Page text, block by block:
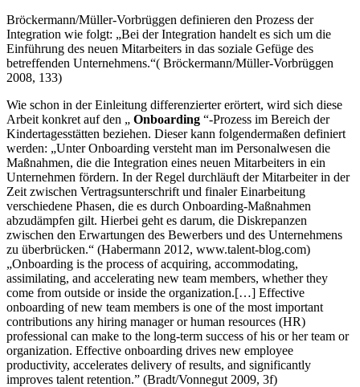
Bröckermann/Müller-Vorbrüggen definieren den Prozess der
Integration wie folgt: „Bei der Integration handelt es sich um die
Einführung des neuen Mitarbeiters in das soziale Gefüge des
betreffenden Unternehmens.“( Bröckermann/Müller-Vorbrüggen
2008, 133)
Wie schon in der Einleitung differenzierter erörtert, wird sich diese
Arbeit konkret auf den „ Onboarding “-Prozess im Bereich der
Kindertagesstätten beziehen. Dieser kann folgendermaßen definiert
werden: „Unter Onboarding versteht man im Personalwesen die
Maßnahmen, die die Integration eines neuen Mitarbeiters in ein
Unternehmen fördern. In der Regel durchläuft der Mitarbeiter in der
Zeit zwischen Vertragsunterschrift und finaler Einarbeitung
verschiedene Phasen, die es durch Onboarding-Maßnahmen
abzudämpfen gilt. Hierbei geht es darum, die Diskrepanzen
zwischen den Erwartungen des Bewerbers und des Unternehmens
zu überbrücken.“ (Habermann 2012, www.talent-blog.com)
„Onboarding is the process of acquiring, accommodating,
assimilating, and accelerating new team members, whether they
come from outside or inside the organization.[…] Effective
onboarding of new team members is one of the most important
contributions any hiring manager or human resources (HR)
professional can make to the long-term success of his or her team or
organization. Effective onboarding drives new employee
productivity, accelerates delivery of results, and significantly
improves talent retention.” (Bradt/Vonnegut 2009, 3f)